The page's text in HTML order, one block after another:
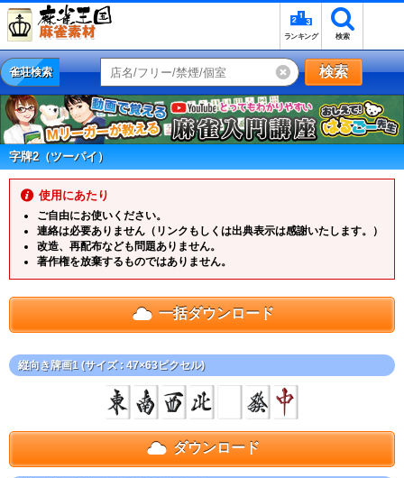
ランキング 検索
雀荘検索 検索
字牌2（ツーパイ）
使用にあたり
ご自由にお使いください。
連絡は必要ありません（リンクもしくは出典表示は感謝いたします。）
改造、再配布なども問題ありません。
著作権を放棄するものではありません。
一括ダウンロード
縦向き牌画1 (サイズ : 47×63ピクセル)
ダウンロード